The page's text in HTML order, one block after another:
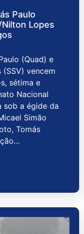
Paulo
Lopes
(Quad) e
vencem
sétima e
Nacional
sob a égide da
Simão
Tomás